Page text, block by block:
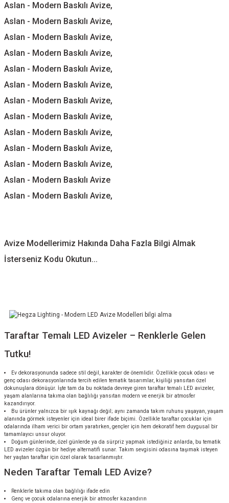
Aslan - Modern Baskılı Avize,
Aslan - Modern Baskılı Avize,
Aslan - Modern Baskılı Avize,
Aslan - Modern Baskılı Avize,
Aslan - Modern Baskılı Avize,
Aslan - Modern Baskılı Avize,
Aslan - Modern Baskılı Avize,
Aslan - Modern Baskılı Avize,
Aslan - Modern Baskılı Avize,
Aslan - Modern Baskılı Avize,
Aslan - Modern Baskılı Avize,
Aslan - Modern Baskılı Avize
Aslan - Modern Baskılı Avize,
Avize Modellerimiz Hakında Daha Fazla Bilgi Almak
İsterseniz Kodu Okutun...
Taraftar Temalı LED Avizeler – Renklerle Gelen
Tutku!
Ev dekorasyonunda sadece stil değil, karakter de önemlidir. Özellikle çocuk odası ve
genç odası dekorasyonlarında tercih edilen tematik tasarımlar, kişiliği yansıtan özel
dokunuşlara dönüşür. İşte tam da bu noktada devreye giren taraftar temalı LED avizeler,
yaşam alanlarına takıma olan bağlılığı yansıtan modern ve enerjik bir atmosfer
kazandırıyor.
Bu ürünler yalnızca bir ışık kaynağı değil; aynı zamanda takım ruhunu yaşayan, yaşam
alanında görmek isteyenler için ideal birer ifade biçimi. Özellikle taraftar çocuklar için
odalarında ilham verici bir ortam yaratırken, gençler için hem dekoratif hem duygusal bir
tamamlayıcı unsur oluyor.
Doğum günlerinde, özel günlerde ya da sürpriz yapmak istediğiniz anlarda, bu tematik
LED avizeler özgün bir hediye alternatifi sunar. Takım sevgisini odasına taşımak isteyen
her yaştan taraftar için özel olarak tasarlanmıştır.
Neden Taraftar Temalı LED Avize?
Renklerle takıma olan bağlılığı ifade edin
Genç ve çocuk odalarına enerjik bir atmosfer kazandırın